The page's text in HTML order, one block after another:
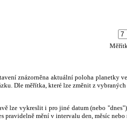
znázorněna aktuální poloha
Dle měřítka, které lze změnit z
lze vykreslit i pro jiné datum (nebo
pravidelně mění v intervalu den, měsíc